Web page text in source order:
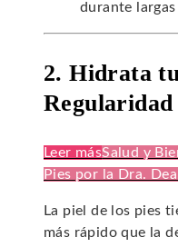
durante largas
2. Hidrata
Regularidad
Leer másSalud y
Pies por la Dra.
La piel de los pies
más rápido que la